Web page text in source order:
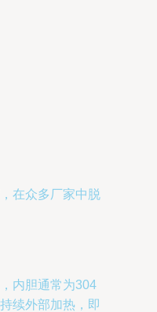
在众多厂家中脱
内胆通常为304
续外部加热，即